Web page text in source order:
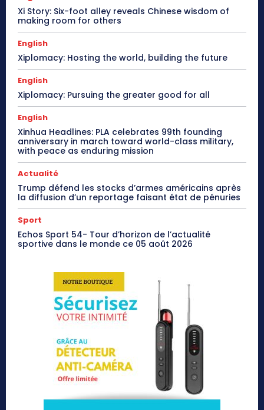
Xi Story: Six-foot alley reveals Chinese wisdom of
making room for others
English
Xiplomacy: Hosting the world, building the future
English
Xiplomacy: Pursuing the greater good for all
English
Xinhua Headlines: PLA celebrates 99th founding
anniversary in march toward world-class military,
with peace as enduring mission
Actualité
Trump défend les stocks d’armes américains après
la diffusion d’un reportage faisant état de pénuries
Sport
Echos Sport 54- Tour d’horizon de l’actualité
sportive dans le monde ce 05 août 2026